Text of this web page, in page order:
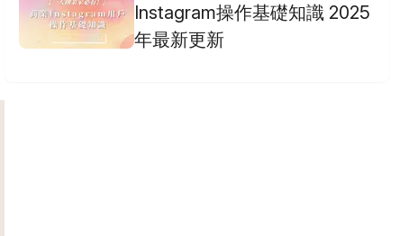
Instagram操作基礎知識 2025
年最新更新